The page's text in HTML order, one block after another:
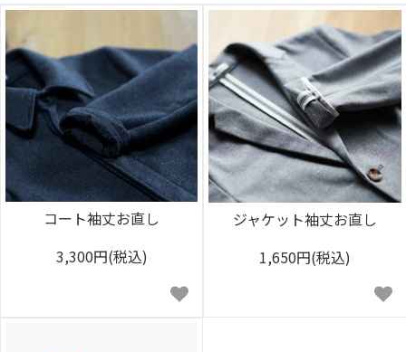
コート袖丈お直し
3,300円(税込)
ジャケット袖丈お直し
1,650円(税込)